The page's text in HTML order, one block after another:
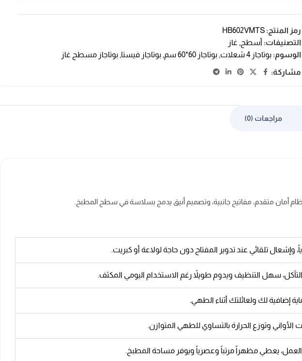
رمز المنتج: HB602VMTS
التصنيفات: أسطح , غاز
الوسوم: بوتاجاز 4 شعلات , بوتاجاز 60*60 سم , بوتاجاز فيستا, بوتاجاز مسطح غاز
مشاركة:
مراجعات (0)
وإشعال تلقائي عند تدوير المفتاح دون حاجة لولاعة أو كبريت.
سهل التنظيف ويدوم طويلاً رغم الاستخدام اليومي المكثف.
إضافية لك ولعائلتك أثناء الطهي.
وتوزع الحرارة بالتساوي للطهي المتوازن.